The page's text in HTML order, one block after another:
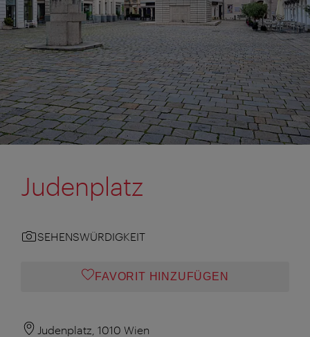
Judenplatz
SEHENSWÜRDIGKEIT
FAVORIT HINZUFÜGEN
Judenplatz, 1010 Wien